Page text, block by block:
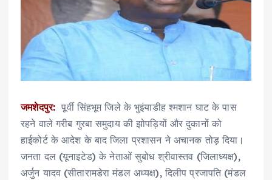
जमशेदपुर: पूर्वी सिंहभूम जिले के भुइंयाडीह श्मशान घाट के पास
रहने वाले गरीब गुरबा समुदाय की झोपड़ियों और दुकानों को
हाईकोर्ट के आदेश के बाद जिला प्रशासन ने अचानक तोड़ दिया।
जनता दल (यूनाइटेड) के नेताओं सुबोध श्रीवास्तव (जिलाध्यक्ष),
अर्जुन यादव (सीतारामडेरा मंडल अध्यक्ष), दिलीप प्रजापति (मंडल